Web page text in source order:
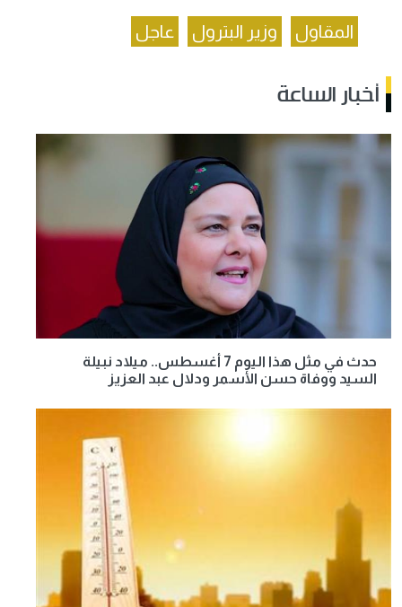
المقاول وزير البترول عاجل
أخبار الساعة
حدث في مثل هذا اليوم 7 أغسطس.. ميلاد نبيلة
السيد ووفاة حسن الأسمر ودلال عبد العزيز